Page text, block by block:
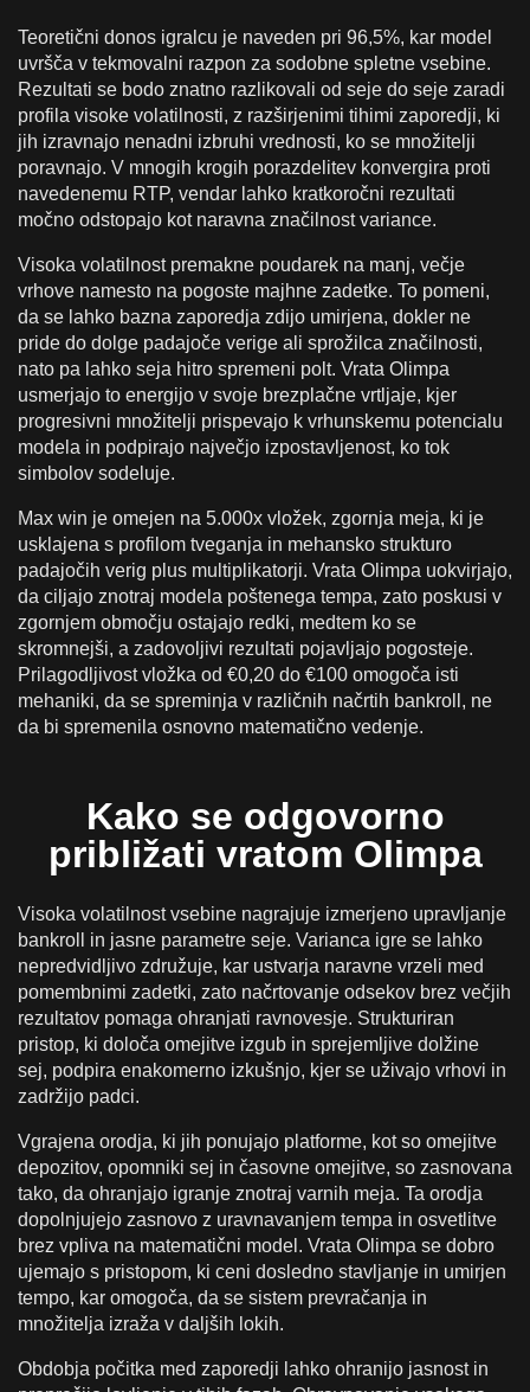
Teoretični donos igralcu je naveden pri 96,5%, kar model
uvršča v tekmovalni razpon za sodobne spletne vsebine.
Rezultati se bodo znatno razlikovali od seje do seje zaradi
profila visoke volatilnosti, z razširjenimi tihimi zaporedji, ki
jih izravnajo nenadni izbruhi vrednosti, ko se množitelji
poravnajo. V mnogih krogih porazdelitev konvergira proti
navedenemu RTP, vendar lahko kratkoročni rezultati
močno odstopajo kot naravna značilnost variance.
Visoka volatilnost premakne poudarek na manj, večje
vrhove namesto na pogoste majhne zadetke. To pomeni,
da se lahko bazna zaporedja zdijo umirjena, dokler ne
pride do dolge padajoče verige ali sprožilca značilnosti,
nato pa lahko seja hitro spremeni polt. Vrata Olimpa
usmerjajo to energijo v svoje brezplačne vrtljaje, kjer
progresivni množitelji prispevajo k vrhunskemu potencialu
modela in podpirajo največjo izpostavljenost, ko tok
simbolov sodeluje.
Max win je omejen na 5.000x vložek, zgornja meja, ki je
usklajena s profilom tveganja in mehansko strukturo
padajočih verig plus multiplikatorji. Vrata Olimpa uokvirjajo,
da ciljajo znotraj modela poštenega tempa, zato poskusi v
zgornjem območju ostajajo redki, medtem ko se
skromnejši, a zadovoljivi rezultati pojavljajo pogosteje.
Prilagodljivost vložka od €0,20 do €100 omogoča isti
mehaniki, da se spreminja v različnih načrtih bankroll, ne
da bi spremenila osnovno matematično vedenje.
Kako se odgovorno
približati vratom Olimpa
Visoka volatilnost vsebine nagrajuje izmerjeno upravljanje
bankroll in jasne parametre seje. Varianca igre se lahko
nepredvidljivo združuje, kar ustvarja naravne vrzeli med
pomembnimi zadetki, zato načrtovanje odsekov brez večjih
rezultatov pomaga ohranjati ravnovesje. Strukturiran
pristop, ki določa omejitve izgub in sprejemljive dolžine
sej, podpira enakomerno izkušnjo, kjer se uživajo vrhovi in
zadržijo padci.
Vgrajena orodja, ki jih ponujajo platforme, kot so omejitve
depozitov, opomniki sej in časovne omejitve, so zasnovana
tako, da ohranjajo igranje znotraj varnih meja. Ta orodja
dopolnjujejo zasnovo z uravnavanjem tempa in osvetlitve
brez vpliva na matematični model. Vrata Olimpa se dobro
ujemajo s pristopom, ki ceni dosledno stavljanje in umirjen
tempo, kar omogoča, da se sistem prevračanja in
množitelja izraža v daljših lokih.
Obdobja počitka med zaporedji lahko ohranijo jasnost in